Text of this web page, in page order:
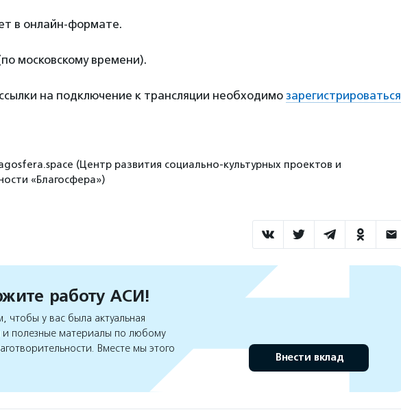
в онлайн-формате.
московскому времени).
на подключение к трансляции необходимо зарегистрироваться
(Центр развития социально-культурных проектов и
«Благосфера»)
работу АСИ!
чтобы у вас была актуальная
полезные материалы по любому
Вместе мы этого
Внести вклад